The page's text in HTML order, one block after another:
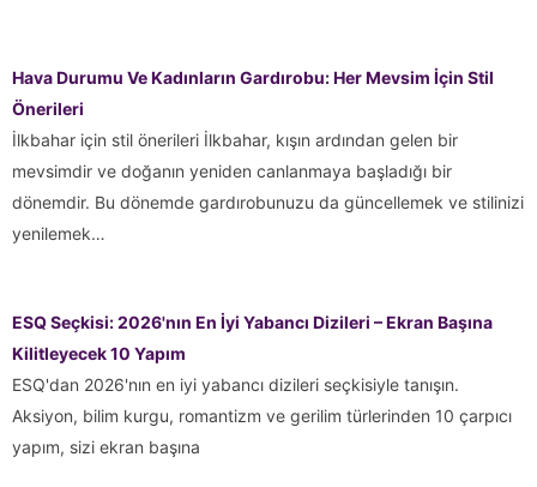
Hava Durumu Ve Kadınların Gardırobu: Her Mevsim İçin Stil
Önerileri
İlkbahar için stil önerileri İlkbahar, kışın ardından gelen bir
mevsimdir ve doğanın yeniden canlanmaya başladığı bir
dönemdir. Bu dönemde gardırobunuzu da güncellemek ve stilinizi
yenilemek…
ESQ Seçkisi: 2026'nın En İyi Yabancı Dizileri – Ekran Başına
Kilitleyecek 10 Yapım
ESQ'dan 2026'nın en iyi yabancı dizileri seçkisiyle tanışın.
Aksiyon, bilim kurgu, romantizm ve gerilim türlerinden 10 çarpıcı
yapım, sizi ekran başına